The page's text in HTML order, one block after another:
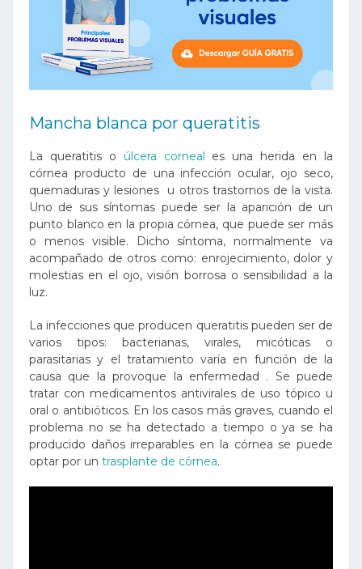
Mancha blanca por queratitis
La queratitiso úlcera corneal es una herida en la
córnea producto de una infección ocular, ojo seco,
quemaduras y lesiones u otros trastornos de la vista.
Uno de sus síntomas puede ser la aparición de un
punto blanco en la propia córnea, que puede ser más
o menos visible. Dicho síntoma, normalmente va
acompañado de otros como: enrojecimiento, dolor y
molestias en el ojo, visión borrosa o sensibilidad a la
luz.
La infecciones que producen queratitis pueden ser de
varios tipos: bacterianas, virales, micóticas o
parasitarias y el tratamiento varía en función de la
causa que la provoque la enfermedad . Se puede
tratar con medicamentos antivirales de uso tópico u
oral o antibióticos. En los casos más graves, cuando el
problema no se ha detectado a tiempo o ya se ha
producido daños irreparables en la córnea se puede
optar por un trasplante de córnea.